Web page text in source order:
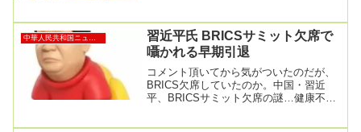
中華人民共和国ニュース
習近平氏 BRICSサミット欠席で
囁かれる早期引退
コメント頂いてから気がついたのだが、
BRICS欠席していたのか。中国・習近
平、BRICSサミット欠席の謎…健康不安